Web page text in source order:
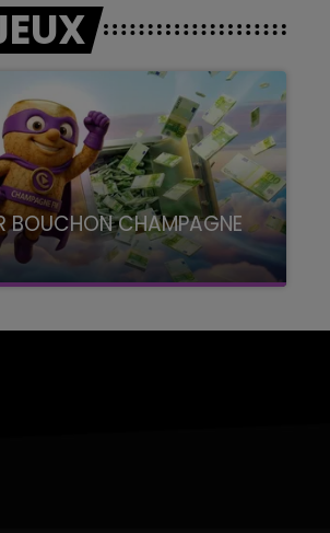
BOUCHON CHAMPAGNE
Champagne FM, à 8H10